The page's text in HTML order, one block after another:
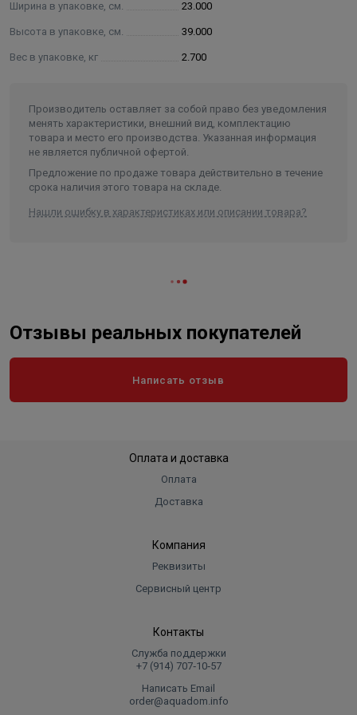
Ширина в упаковке, см. 23.000
Высота в упаковке, см. 39.000
Вес в упаковке, кг 2.700
Производитель оставляет за собой право без уведомления
менять характеристики, внешний вид, комплектацию
товара и место его производства. Указанная информация
не является публичной офертой.
Предложение по продаже товара действительно в течение
срока наличия этого товара на складе.
Нашли ошибку в характеристиках или описании товара?
Отзывы реальных покупателей
Написать отзыв
Оплата и доставка
Оплата
Доставка
Компания
Реквизиты
Сервисный центр
Контакты
Служба поддержки
+7 (914) 707‑10‑57
Написать Email
order@aquadom.info